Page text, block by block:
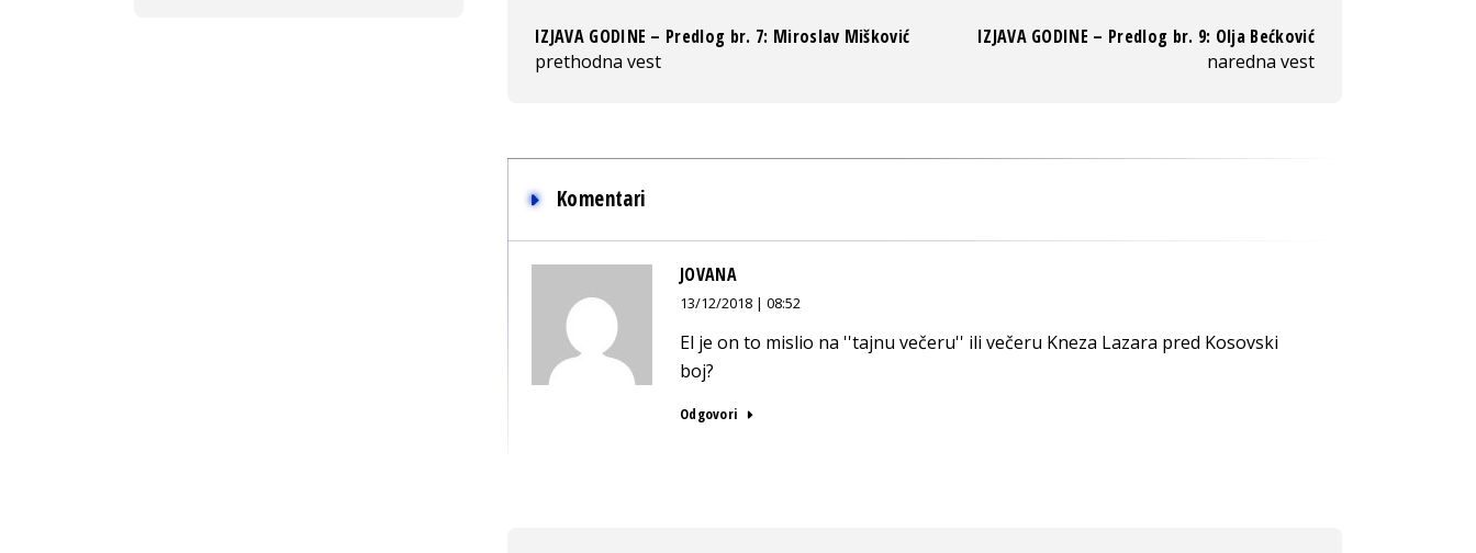
IZJAVA GODINE – Predlog br. 7: Miroslav Mišković
prethodna vest
IZJAVA GODINE – Predlog br. 9: Olja Bećković
naredna vest
Komentari
JOVANA
13/12/2018 | 08:52
El je on to mislio na ''tajnu večeru'' ili večeru Kneza Lazara pred Kosovski
boj?
Odgovori